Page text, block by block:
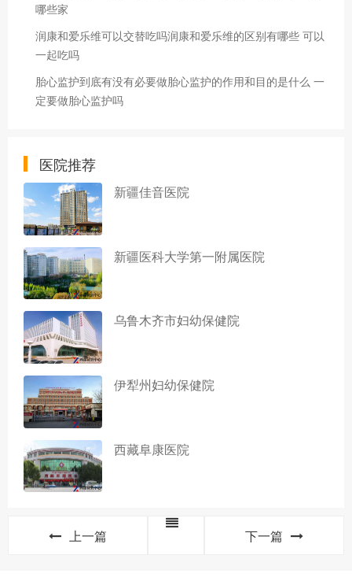
哪些家
润康和爱乐维可以交替吃吗润康和爱乐维的区别有哪些 可以
一起吃吗
胎心监护到底有没有必要做胎心监护的作用和目的是什么 一
定要做胎心监护吗
医院推荐
新疆佳音医院
新疆医科大学第一附属医院
乌鲁木齐市妇幼保健院
伊犁州妇幼保健院
西藏阜康医院
上一篇 下一篇